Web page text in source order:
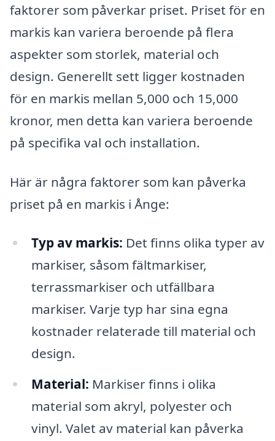
faktorer som påverkar priset. Priset för en
markis kan variera beroende på flera
aspekter som storlek, material och
design. Generellt sett ligger kostnaden
för en markis mellan 5,000 och 15,000
kronor, men detta kan variera beroende
på specifika val och installation.
Här är några faktorer som kan påverka
priset på en markis i Ånge:
Typ av markis: Det finns olika typer av
markiser, såsom fältmarkiser,
terrassmarkiser och utfällbara
markiser. Varje typ har sina egna
kostnader relaterade till material och
design.
Material: Markiser finns i olika
material som akryl, polyester och
vinyl. Valet av material kan påverka